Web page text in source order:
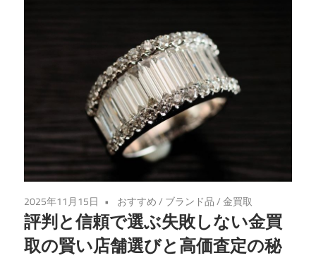
2025年11月15日 おすすめ/ ブランド品/金買取
評判と信頼で選ぶ失敗しない金買
取の賢い店舗選びと高価査定の秘